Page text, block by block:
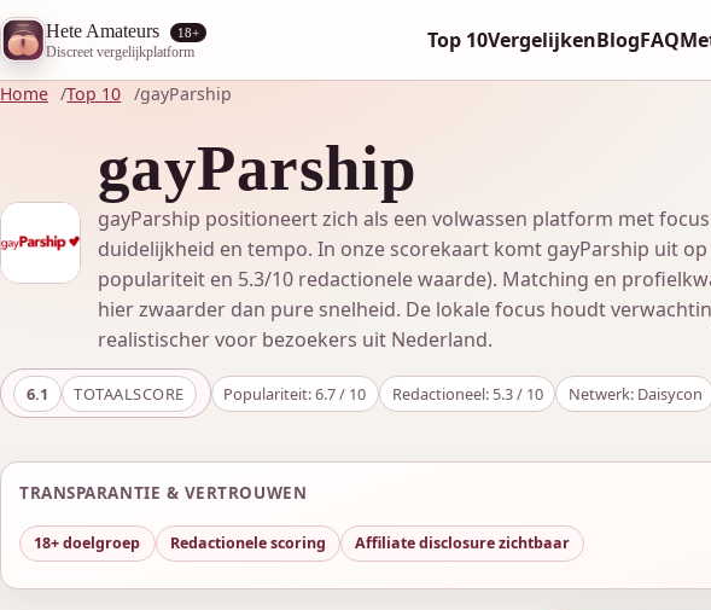
Hete Amateurs 18+
Discreet vergelijkplatform Top 10VergelijkenBlogFAQ
Home Top 10 gayParship
gayParship
gayParship positioneert zich als een volwassen platform met
duidelijkheid en tempo. In onze scorekaart komt gayParship uit op
populariteit en 5.3/10 redactionele waarde). Matching en
hier zwaarder dan pure snelheid. De lokale focus houdt
realistischer voor bezoekers uit Nederland.
6.1 TOTAALSCORE Populariteit: 6.7 / 10 Redactioneel: 5.3 / 10 Netwerk: Daisycon
TRANSPARANTIE & VERTROUWEN
18+ doelgroep Redactionele scoring Affiliate disclosure zichtbaar